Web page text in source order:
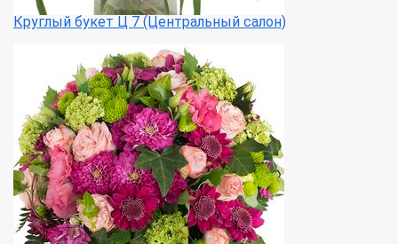
Круглый букет Ц 7 (Центральный салон)